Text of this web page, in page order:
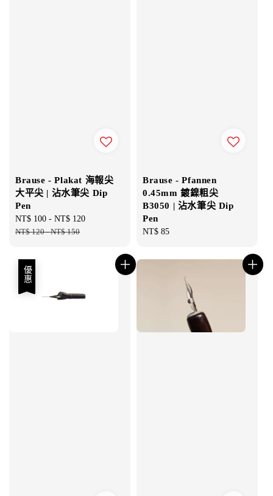
Brause - Plakat 海報尖
大平尖 | 沾水筆尖 Dip
Pen
Sale
price
NT$ 100 - NT$ 120
NT$ 120-NT$ 150
Brause - Pfannen
0.45mm 鍍鎳粗尖
B3050 | 沾水筆尖 Dip
Pen
Regular
NT$ 85
優惠